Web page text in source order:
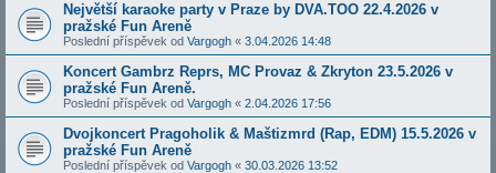
Největší karaoke party v Praze by DVA.TOO 22.4.2026 v
pražské Fun Areně
Poslední příspěvek od Vargogh « 3.04.2026 14:48
Koncert Gambrz Reprs, MC Provaz & Zkryton 23.5.2026 v
pražské Fun Areně.
Poslední příspěvek od Vargogh « 2.04.2026 17:56
Dvojkoncert Pragoholik & Maštizmrd (Rap, EDM) 15.5.2026 v
pražské Fun Areně
Poslední příspěvek od Vargogh « 30.03.2026 13:52